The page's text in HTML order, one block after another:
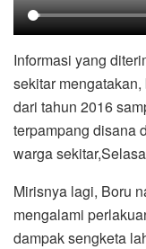
Informasi yang
sekitar
dari tahun 2016
terpampang disana
warga
Mirisnya lagi, Boru
mengalami
dampak sengketa